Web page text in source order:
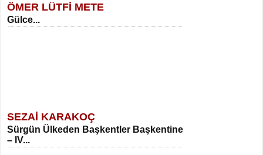
MEHMET TAŞTAN
SITKI CANEY
Oruçla Devrim ve Özgürlüğe…...
Mehmet Çoban
ÖMER LÜTFİ METE
Gülce...
SEZAİ KARAKOÇ
Sürgün Ülkeden Başkentler Başkentine
– IV...